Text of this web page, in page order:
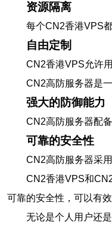
资源隔离
每个CN2香港VPS
自由定制
CN2香港VPS允许
CN2高防服务器是
强大的防御能力
CN2高防服务器配
可靠的安全性
CN2高防服务器采
CN2香港VPS和
可靠的安全性，可以有
无论是个人用户还